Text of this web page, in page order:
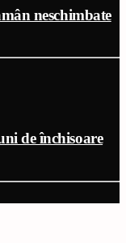
neschimbate
de închisoare